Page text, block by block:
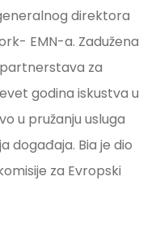
direktora
EMN-a. Zadužena
za
godina iskustva u
u pružanju usluga
događaja. Bia je dio
za Evropski